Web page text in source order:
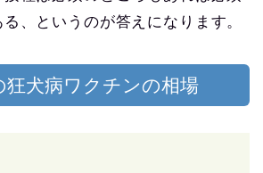
、というのが答えになります。
狂犬病ワクチンの相場